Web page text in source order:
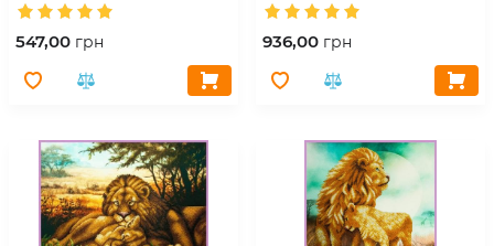
547,00 грн 936,00 грн